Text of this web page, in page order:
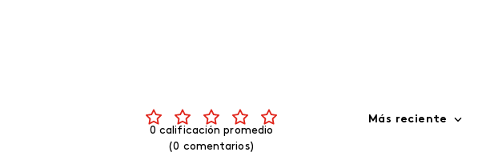
0 calificación promedio
(0 comentarios)
Más reciente